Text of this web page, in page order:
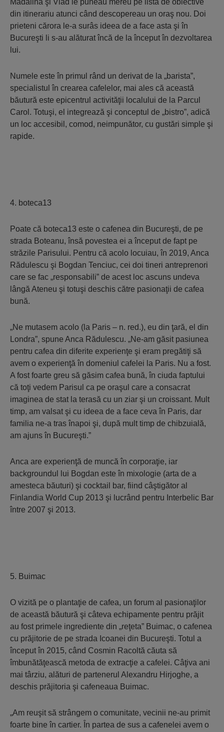
Mădălina şi Vlad le puneau mereu pe lista de obiective
din itinerariu atunci când descopereau un oraş nou. Doi
prieteni cărora le-a surâs ideea de a face asta şi în
Bucureşti li s-au alăturat încă de la început în dezvoltarea
lui.
Numele este în primul rând un derivat de la „barista”,
specialistul în crearea cafelelor, mai ales că această
băutură este epicentrul activităţii localului de la Parcul
Carol. Totuşi, el integrează şi conceptul de „bistro”, adică
un loc accesibil, comod, neimpunător, cu gustări simple şi
rapide.
4. boteca13
Poate că boteca13 este o cafenea din Bucureşti, de pe
strada Boteanu, însă povestea ei a început de fapt pe
străzile Parisului. Pentru că acolo locuiau, în 2019, Anca
Rădulescu şi Bogdan Tenciuc, cei doi tineri antreprenori
care se fac „responsabili” de acest loc ascuns undeva
lângă Ateneu şi totuşi deschis către pasionaţii de cafea
bună.
„Ne mutasem acolo (la Paris – n. red.), eu din ţară, el din
Londra”, spune Anca Rădulescu. „Ne-am găsit pasiunea
pentru cafea din diferite experienţe şi eram pregătiţi să
avem o experienţă în domeniul cafelei la Paris. Nu a fost.
A fost foarte greu să găsim cafea bună, în ciuda faptului
că toţi vedem Parisul ca pe oraşul care a consacrat
imaginea de stat la terasă cu un ziar şi un croissant. Mult
timp, am valsat şi cu ideea de a face ceva în Paris, dar
familia ne-a tras înapoi şi, după mult timp de chibzuială,
am ajuns în Bucureşti.”
Anca are experienţă de muncă în corporaţie, iar
backgroundul lui Bogdan este în mixologie (arta de a
amesteca băuturi) şi cocktail bar, fiind câştigător al
Finlandia World Cup 2013 şi lucrând pentru Interbelic Bar
între 2007 şi 2013.
5. Buimac
O vizită pe o plantaţie de cafea, un forum al pasionaţilor
de această băutură şi câteva echipamente pentru prăjit
au fost primele ingrediente din „reţeta” Buimac, o cafenea
cu prăjitorie de pe strada Icoanei din Bucureşti. Totul a
început în 2015, când Cosmin Racoltă căuta să
îmbunătăţească metoda de extracţie a cafelei. Câţiva ani
mai târziu, alături de partenerul Alexandru Hirjoghe, a
deschis prăjitoria şi cafeneaua Buimac.
„Am reuşit să strângem o comunitate, vecinii ne-au primit
foarte bine în cartier. În partea de sus a cafenelei avem o